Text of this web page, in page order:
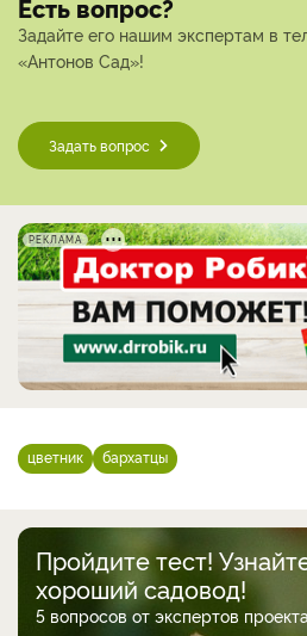
Есть вопрос?
Задайте его нашим экспертам в
«Антонов Сад»!
Задать вопрос
РЕКЛАМА
цветник бархатцы
Пройдите тест!
хороший садовод!
5 вопросов от экспертов